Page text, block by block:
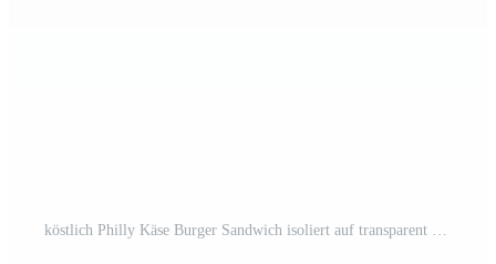
köstlich Philly Käse Burger Sandwich isoliert auf transparent Hintergrund Kostenloses PNG